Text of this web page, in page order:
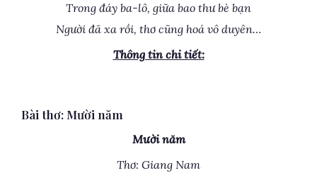
Trong đáy ba-lô, giữa bao thư bè bạn
Người đã xa rồi, thơ cũng hoá vô duyên…
Thông tin chi tiết:
Bài thơ: Mười năm
Mười năm
Thơ: Giang Nam